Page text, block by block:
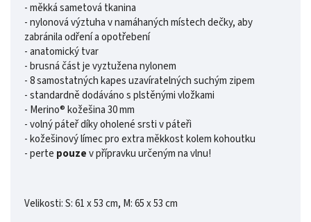
- měkká sametová tkanina
- nylonová výztuha v namáhaných místech dečky, aby
zabránila odření a opotřebení
- anatomický tvar
- brusná část je vyztužena nylonem
- 8 samostatných kapes uzavíratelných suchým zipem
- standardně dodáváno s plstěnými vložkami
- Merino® kožešina 30 mm
- volný páteř díky oholené srsti v páteři
- kožešinový límec pro extra měkkost kolem kohoutku
- perte pouzev přípravku určeným na vlnu!
Velikosti: S: 61 x 53 cm, M: 65 x 53 cm